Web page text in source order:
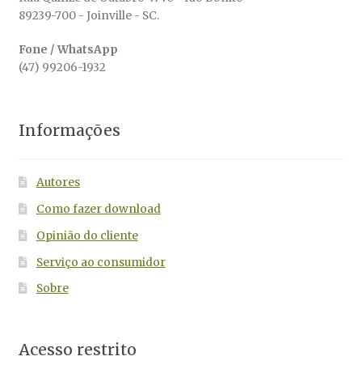
89239-700 - Joinville - SC.
Fone / WhatsApp
(47) 99206-1932
Informações
Autores
Como fazer download
Opinião do cliente
Serviço ao consumidor
Sobre
Acesso restrito